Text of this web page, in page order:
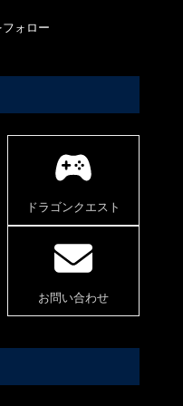
ドラゴンクエスト
お問い合わせ